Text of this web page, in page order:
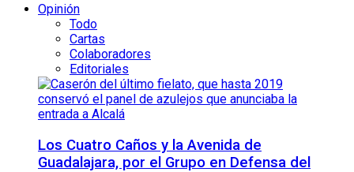
Opinión
Todo
Cartas
Colaboradores
Editoriales
Los Cuatro Caños y la Avenida de
Guadalajara, por el Grupo en Defensa del